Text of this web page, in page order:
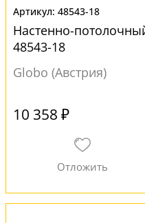
48543-18
Настенно-
48543-18
Globo (Австрия)
10 358 ₽